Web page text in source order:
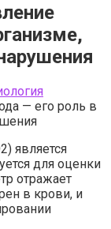
является
для оценки
отражает
в крови, и